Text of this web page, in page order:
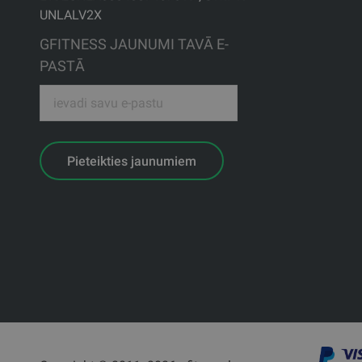
UNLALV2X
GFITNESS JAUNUMI TAVĀ E-
PASTĀ
Pieteikties jaunumiem